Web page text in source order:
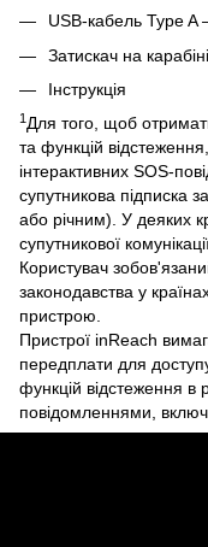
USB-кабель Type
Затискач на карабіні
Інструкція
1 Для того, щоб
та функцій
інтерактивних SOS-
супутникова підписка
або річним). У деяких
супутникової
Користувач
законодавства у
пристрою.
Пристрої inReach
передплати для
функцій відстеження в
повідомленнями,